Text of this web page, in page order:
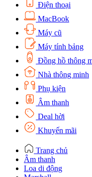
Điện thoại
MacBook
Máy cũ
Máy tính bảng
Đồng hồ thông
Nhà thông minh
Phụ kiện
Âm thanh
Deal hời
Khuyến mãi
Trang chủ
Âm thanh
Loa di động